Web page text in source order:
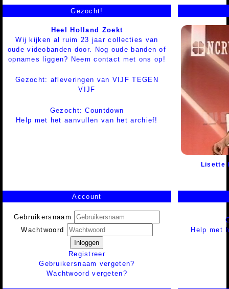
Gezocht!
Heel Holland Zoekt
Wij kijken al ruim 23 jaar collecties van
oude videobanden door. Nog oude banden of
opnames liggen? Neem contact met ons op!
Gezocht: afleveringen van VIJF TEGEN
VIJF
Gezocht: Countdown
Help met het aanvullen van het archief!
Lisette
Account
Gebruikersnaam
Wachtwoord
Inloggen
Registreer
Gebruikersnaam vergeten?
Wachtwoord vergeten?
Help met